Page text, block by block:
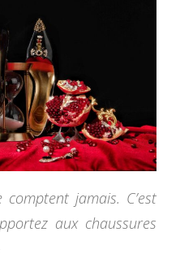
jamais. C’est
aux chaussures